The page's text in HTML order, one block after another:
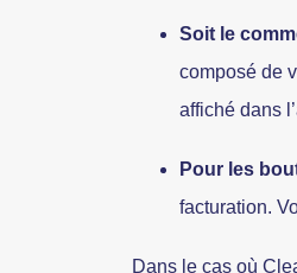
Soit le
composé de
affiché dans
Pour les
facturation.
Dans le cas où